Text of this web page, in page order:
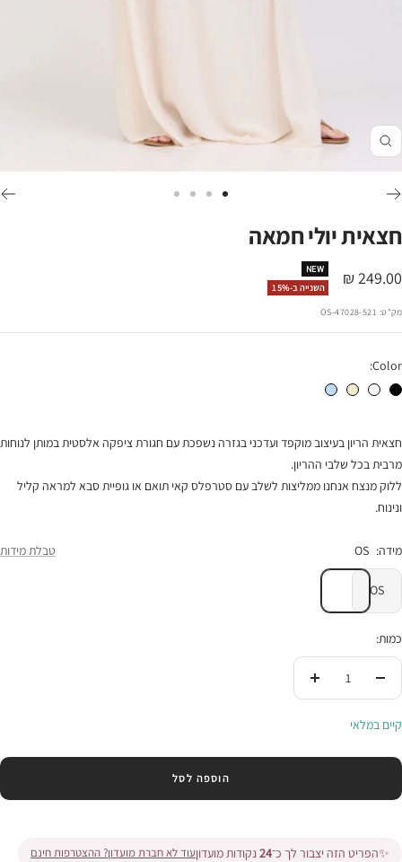
זום
חצאית יולי חמאה
מחיר
בהנחה
249.00 ₪
NEW
השנייה ב-15%
מק"ט: 47028-521-OS
Color:
חצאית יולי שחורחצאית יולי לבן ז'קרדחצאית יולי חמאהחצאית יולי תכלת
חצאית הריון בעיצוב מוקפד ועדכני בגזרה נשפכת עם חגורת ציפקה אלסטית במותן לנוחות
מרבית בכל שלבי ההריון.
ללוק מנצח אנחנו ממליצות לשלב עם סטרפלס קאי תואם או גופיית סבא למראה קליל
ונינוח.
מידה: OS טבלת מידות
OS
כמות:
העלי
קיים במלאי
הוספה לסל
✨הפריט הזה יצבור לך כ־24נקודות מועדוןעוד לא חברת מועדון? ההצטרפות חינם